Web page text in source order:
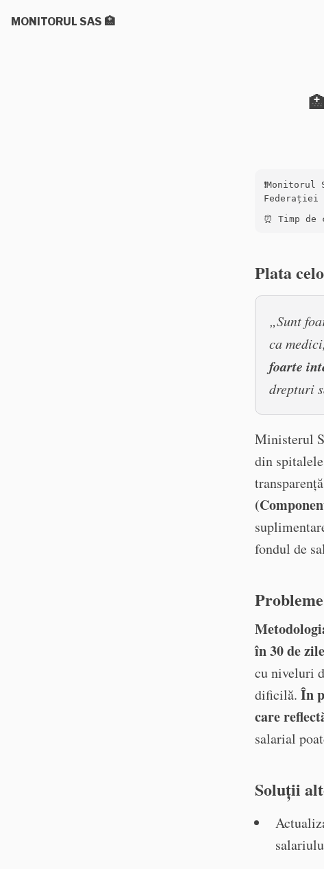
MONITORUL SAS 🏥
Federației
⏰ Timp
Plata
„Sunt
ca
foarte
drepturi
Ministerul
din
fondul de
Probleme
în 30 de
cu niveluri
dificilă. În
care
salarial
Soluții